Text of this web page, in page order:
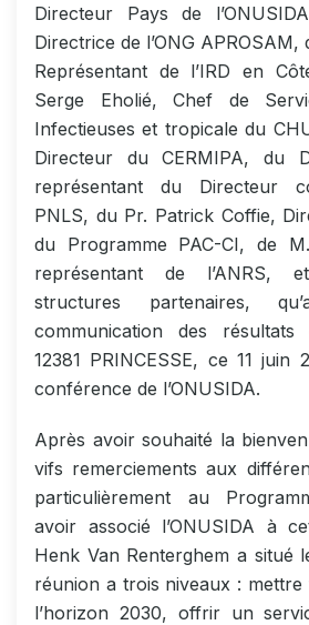
Directeur Pays de
Directrice de l’ONG
Représentant de l’IRD en
Serge Eholié, Chef de
Infectieuses et tropicale du
Directeur du CERMIPA, du
représentant du Directeur
PNLS, du Pr. Patrick Coffie,
du Programme PAC-CI, de
représentant de l’ANRS,
structures partenaires,
communication des
12381 PRINCESSE, ce 11
conférence de l’ONUSIDA.
Après avoir souhaité la
vifs remerciements aux
particulièrement au
avoir associé l’ONUSIDA à
Henk Van Renterghem a situé
réunion a trois niveaux :
l’horizon 2030, offrir un